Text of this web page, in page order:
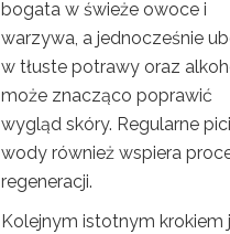
bogata w świeże owoce i
warzywa, a jednocześnie
w tłuste potrawy oraz
może znacząco poprawić
wygląd skóry. Regularne
wody również wspiera
regeneracji.
Kolejnym istotnym krokiem